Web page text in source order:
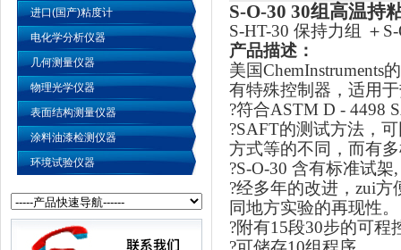
进口(国产)粘度计
电化学分析仪器
几何测量仪器
物理光学仪器
表面结构测量仪器
涂料油漆检测仪器
环境试验仪器
S-O-30 30组高温持
S-HT-30 保持力组 ＋
产品描述：
美国ChemInstruments
有特殊控制器，适用
?符合ASTM D - 4498
?SAFT的测试方法，
方式等的不同，而有
?S-O-30 含有标准试
?经多年的改进，zui
同地方实验的再现性。
?附有15段30步的可程